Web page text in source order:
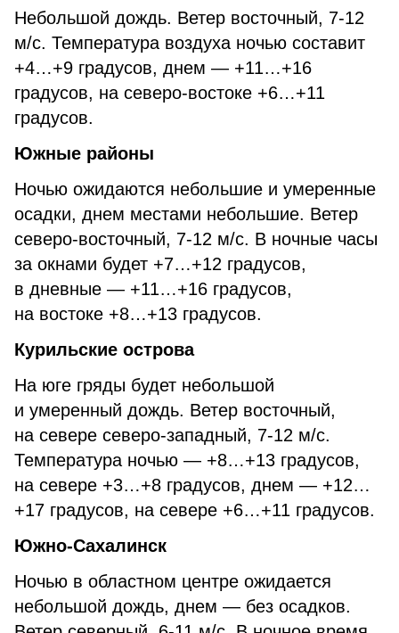
Небольшой дождь. Ветер восточный, 7-12
м/с. Температура воздуха ночью составит
+4…+9 градусов, днем — +11…+16
градусов, на северо-востоке +6…+11
градусов.
Южные районы
Ночью ожидаются небольшие и умеренные
осадки, днем местами небольшие. Ветер
северо-восточный, 7-12 м/с. В ночные часы
за окнами будет +7…+12 градусов,
в дневные — +11…+16 градусов,
на востоке +8…+13 градусов.
Курильские острова
На юге гряды будет небольшой
и умеренный дождь. Ветер восточный,
на севере северо-западный, 7-12 м/с.
Температура ночью — +8…+13 градусов,
на севере +3…+8 градусов, днем — +12…
+17 градусов, на севере +6…+11 градусов.
Южно-Сахалинск
Ночью в областном центре ожидается
небольшой дождь, днем — без осадков.